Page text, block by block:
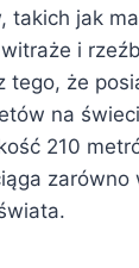
takich jak
i
tego, że
na
210
zarówno